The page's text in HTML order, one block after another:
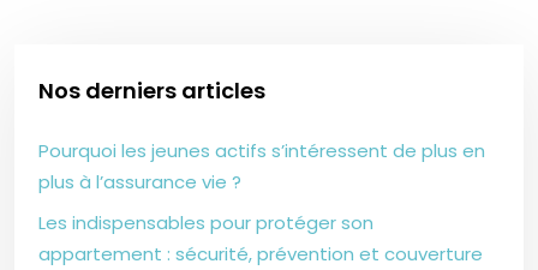
Nos derniers articles
Pourquoi les jeunes actifs s’intéressent de plus en
plus à l’assurance vie ?
Les indispensables pour protéger son
appartement : sécurité, prévention et couverture